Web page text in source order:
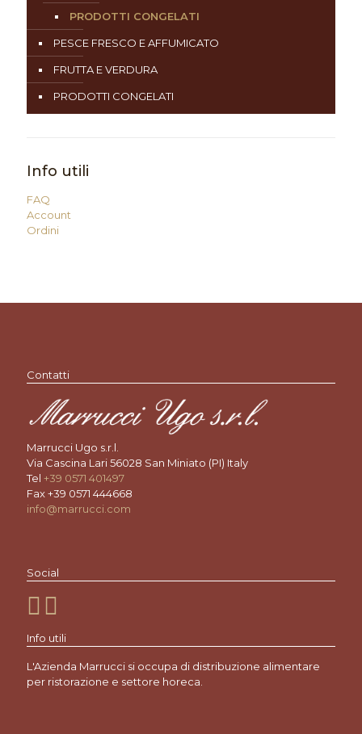
PRODOTTI CONGELATI
PESCE FRESCO E AFFUMICATO
FRUTTA E VERDURA
PRODOTTI CONGELATI
Info utili
FAQ
Account
Ordini
Contatti
Marrucci Ugo s.r.l.
Via Cascina Lari 56028 San Miniato (PI) Italy
Tel +39 0571 401497
Fax +39 0571 444668
info@marrucci.com
Social
Info utili
L'Azienda Marrucci si occupa di distribuzione alimentare
per ristorazione e settore horeca.